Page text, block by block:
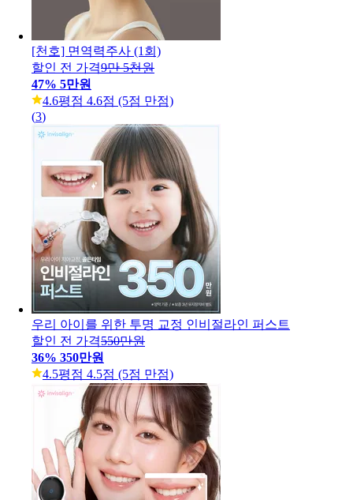
[천호] 면역력주사 (1회)
할인 전 가격9만 5천원
47% 5만원
4.6평점 4.6점 (5점 만점)
(3)
우리 아이를 위한 투명 교정 인비절라인 퍼스트
할인 전 가격550만원
36% 350만원
4.5평점 4.5점 (5점 만점)